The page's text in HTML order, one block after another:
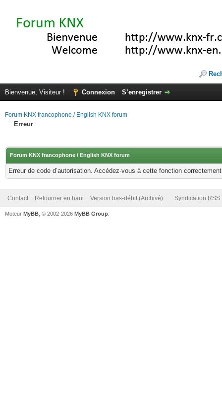
Bienvenue, Visiteur ! Connexion S’enregistrer
Forum KNX francophone / English KNX forum
Erreur
Forum KNX francophone / English KNX forum
Erreur de code d’autorisation. Accédez-vous à cette fonction
Contact Retourner en haut Version bas-débit (Archivé) Syndication RSS
Moteur MyBB , © 2002-2026 MyBB Group